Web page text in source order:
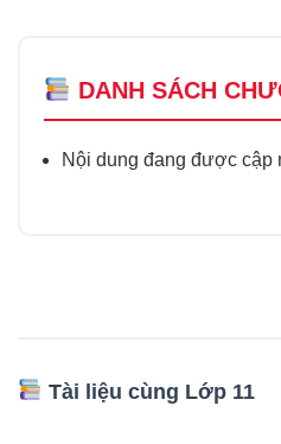
DANH SÁCH
Nội dung đang được cập
Tài liệu cùng Lớp 11